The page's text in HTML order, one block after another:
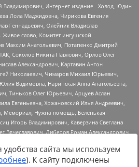
сайта мы используем
). К сайту подключены